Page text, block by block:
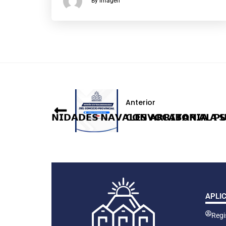
Anterior
𝗖𝗢𝗡𝗩𝗢𝗖𝗔𝗧𝗢𝗥𝗜𝗔 𝗔
𝗨𝗡𝗜𝗗𝗔𝗗𝗘𝗦 𝗡𝗔𝗩𝗔𝗟𝗘𝗦 𝗔𝗥𝗥𝗜𝗕𝗔𝗡 𝗔𝗟